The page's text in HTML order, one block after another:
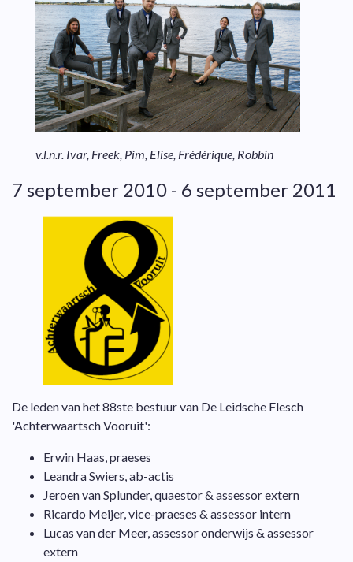
v.l.n.r. Ivar, Freek, Pim, Elise, Frédérique, Robbin
7 september 2010 - 6 september 2011
De leden van het 88ste bestuur van De Leidsche Flesch
'Achterwaartsch Vooruit':
Erwin Haas, praeses
Leandra Swiers, ab-actis
Jeroen van Splunder, quaestor & assessor extern
Ricardo Meijer, vice-praeses & assessor intern
Lucas van der Meer, assessor onderwijs & assessor
extern